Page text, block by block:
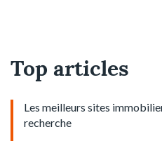
Top articles
Les meilleurs sites
recherche